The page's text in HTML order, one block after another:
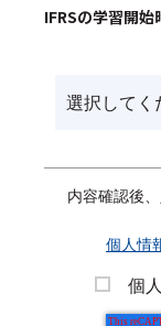
IFRSの学習開
内容確認後
個人情
個